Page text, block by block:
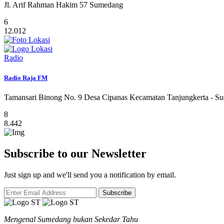
Jl. Arif Rahman Hakim 57 Sumedang
6
12.012
Radio
Radio Raja FM
Tamansari Binong No. 9 Desa Cipanas Kecamatan Tanjungkerta -
8
8.442
Subscribe to our Newsletter
Just sign up and we'll send you a notification by email.
Subscribe
Mengenal Sumedang bukan Sekedar Tahu